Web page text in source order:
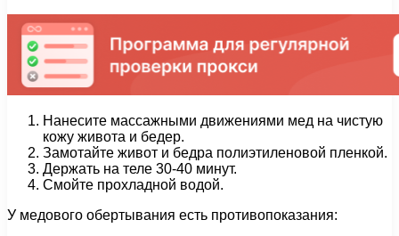
Нанесите массажными движениями мед на чистую
кожу живота и бедер.
Замотайте живот и бедра полиэтиленовой пленкой.
Держать на теле 30-40 минут.
Смойте прохладной водой.
У медового обертывания есть противопоказания: